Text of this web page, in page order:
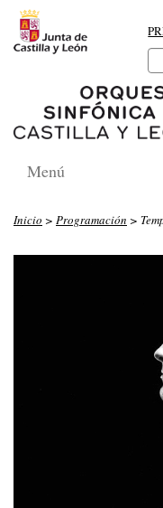
Menú
Inicio > Programación >